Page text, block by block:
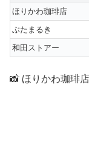
ほりかわ珈琲店
ぶたまるき
和田ストアー
📸 ほりかわ珈琲